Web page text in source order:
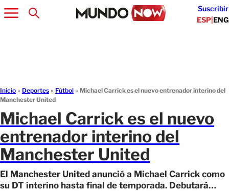
Suscribir
ESP|ENG
Inicio » Deportes » Fútbol » Michael Carrick es el nuevo entrenador interino del
Manchester United
Michael Carrick es el nuevo
entrenador interino del
Manchester United
El Manchester United anunció a Michael Carrick como
su DT interino hasta final de temporada. Debutará